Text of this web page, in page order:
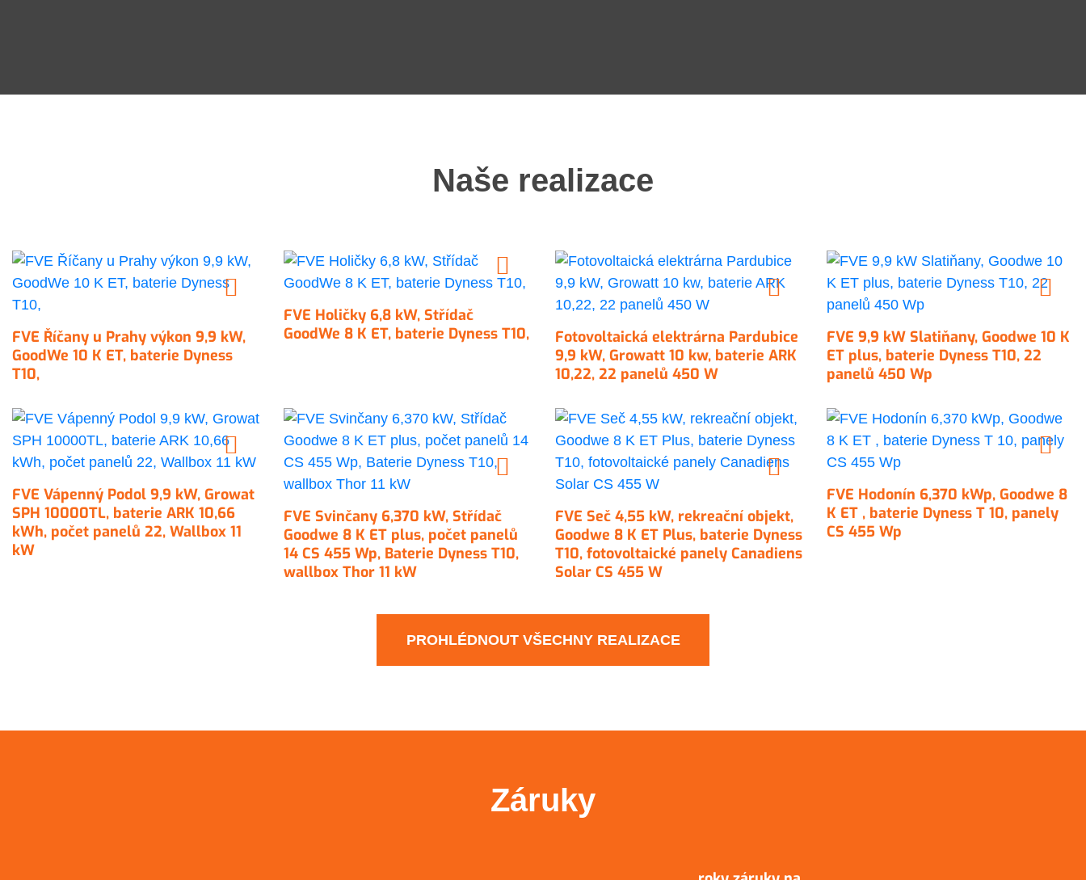
Naše realizace
FVE Říčany u Prahy výkon 9,9 kW,
GoodWe 10 K ET, baterie Dyness
T10,
FVE Holičky 6,8 kW, Střídač
GoodWe 8 K ET, baterie Dyness T10,
Fotovoltaická elektrárna Pardubice
9,9 kW, Growatt 10 kw, baterie ARK
10,22, 22 panelů 450 W
FVE 9,9 kW Slatiňany, Goodwe 10 K
ET plus, baterie Dyness T10, 22
panelů 450 Wp
FVE Vápenný Podol 9,9 kW, Growat
SPH 10000TL, baterie ARK 10,66
kWh, počet panelů 22, Wallbox 11
kW
FVE Svinčany 6,370 kW, Střídač
Goodwe 8 K ET plus, počet panelů
14 CS 455 Wp, Baterie Dyness T10,
wallbox Thor 11 kW
FVE Seč 4,55 kW, rekreační objekt,
Goodwe 8 K ET Plus, baterie Dyness
T10, fotovoltaické panely Canadiens
Solar CS 455 W
FVE Hodonín 6,370 kWp, Goodwe 8
K ET , baterie Dyness T 10, panely
CS 455 Wp
PROHLÉDNOUT VŠECHNY REALIZACE
Záruky